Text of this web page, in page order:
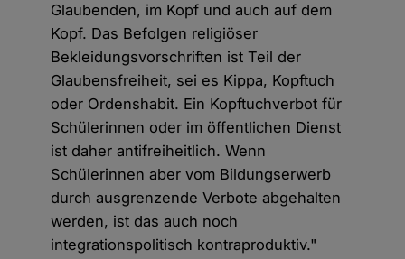
Glaubenden, im Kopf und auch auf dem
Kopf. Das Befolgen religiöser
Bekleidungsvorschriften ist Teil der
Glaubensfreiheit, sei es Kippa, Kopftuch
oder Ordenshabit. Ein Kopftuchverbot für
Schülerinnen oder im öffentlichen Dienst
ist daher antifreiheitlich. Wenn
Schülerinnen aber vom Bildungserwerb
durch ausgrenzende Verbote abgehalten
werden, ist das auch noch
integrationspolitisch kontraproduktiv."